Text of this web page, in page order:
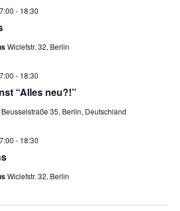
- 18:30
Wiclefstr. 32, Berlin
“Alles neu?!”
- 18:30
Beusselstraße 35, Berlin, Deutschland
- 18:30
Wiclefstr. 32, Berlin